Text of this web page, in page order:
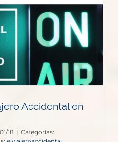
Accidental en
18 | Categorías: